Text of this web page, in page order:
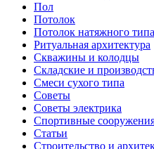
Пол
Потолок
Потолок натяжного типа
Ритуальная архитектура
Скважины и колодцы
Складские и
Смеси сухого типа
Советы
Советы электрика
Спортивные
Статьи
Строительство и